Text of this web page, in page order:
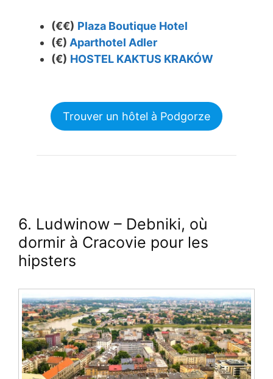
(€€) Plaza Boutique Hotel
(€) Aparthotel Adler
(€) HOSTEL KAKTUS KRAKÓW
Trouver un hôtel à Podgorze
6. Ludwinow – Debniki, où
dormir à Cracovie pour les
hipsters